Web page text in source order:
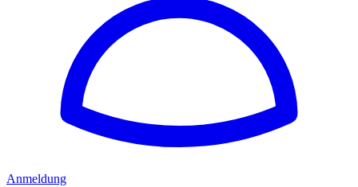
Anmeldung